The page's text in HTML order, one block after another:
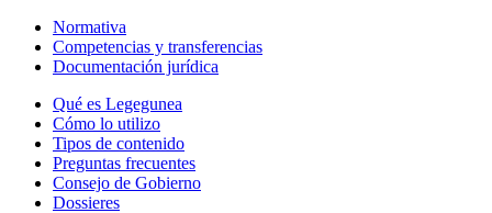
Normativa
Competencias y transferencias
Documentación jurídica
Qué es Legegunea
Cómo lo utilizo
Tipos de contenido
Preguntas frecuentes
Consejo de Gobierno
Dossieres